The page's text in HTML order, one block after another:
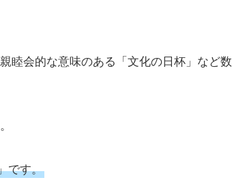
睦会的な意味のある「文化の日杯」など数
です。